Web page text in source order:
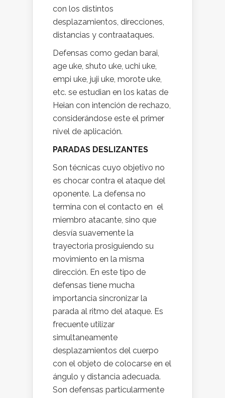
con los distintos
desplazamientos, direcciones,
distancias y contraataques.
Defensas como gedan barai,
age uke, shuto uke, uchi uke,
empi uke, juji uke, morote uke,
etc. se estudian en los katas de
Heian con intención de rechazo,
considerándose este el primer
nivel de aplicación.
PARADAS DESLIZANTES
Son técnicas cuyo objetivo no
es chocar contra el ataque del
oponente. La defensa no
termina con el contacto en el
miembro atacante, sino que
desvía suavemente la
trayectoria prosiguiendo su
movimiento en la misma
dirección. En este tipo de
defensas tiene mucha
importancia sincronizar la
parada al ritmo del ataque. Es
frecuente utilizar
simultaneamente
desplazamientos del cuerpo
con el objeto de colocarse en el
ángulo y distancia adecuada.
Son defensas particularmente